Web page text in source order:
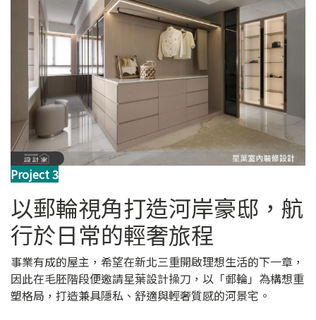
Project 3
以郵輪視角打造河岸豪邸，航
行於日常的輕奢旅程
事業有成的屋主，希望在新北三重開啟理想生活的下一章，
因此在毛胚階段便邀請星葉設計操刀，以「郵輪」為構想重
塑格局，打造兼具隱私、舒適與輕奢質感的河景宅。